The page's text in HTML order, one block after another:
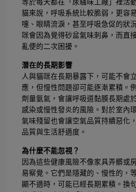
等於每天都在「尿騷味工廠」裡活
貓來說，呼吸系統比較脆弱，更容
嚏、眼睛流淚，甚至呼吸急促的狀
咪會因為覺得砂盆氣味刺鼻，而直
亂便的二次困擾。
潛在的長期影響
人與貓咪在長期暴露下，可能不會
應，但慢性問題卻可能逐漸累積。
劑量氨氣，會讓呼吸道黏膜長期處
感染或慢性發炎的風險。對於室內
氣味殘留也會讓空氣品質持續惡化
品質與生活舒適度。
為什麼不能忽視？
因為這些健康風險不像家具弄髒或
易察覺。它們是隱藏的、慢性的，
顯不適時，可能已經長期累積。換